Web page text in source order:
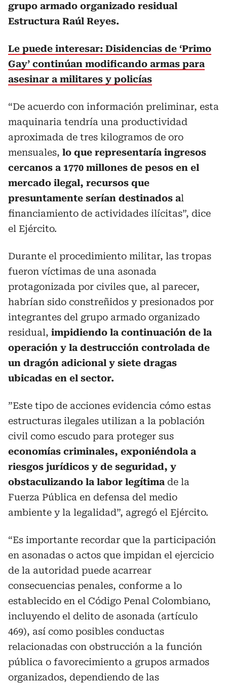
grupo armado organizado residual
Estructura Raúl Reyes.
Le puede interesar: Disidencias de ‘Primo
Gay’ continúan modificando armas para
asesinar a militares y policías
“De acuerdo con información preliminar, esta
maquinaria tendría una productividad
aproximada de tres kilogramos de oro
mensuales, lo que representaría ingresos
cercanos a 1770 millones de pesos en el
mercado ilegal, recursos que
presuntamente serían destinados al
financiamiento de actividades ilícitas”, dice
el Ejército.
Durante el procedimiento militar, las tropas
fueron víctimas de una asonada
protagonizada por civiles que, al parecer,
habrían sido constreñidos y presionados por
integrantes del grupo armado organizado
residual, impidiendo la continuación de la
operación y la destrucción controlada de
un dragón adicional y siete dragas
ubicadas en el sector.
”Este tipo de acciones evidencia cómo estas
estructuras ilegales utilizan a la población
civil como escudo para proteger sus
economías criminales, exponiéndola a
riesgos jurídicos y de seguridad, y
obstaculizando la labor legítima de la
Fuerza Pública en defensa del medio
ambiente y la legalidad”, agregó el Ejército.
“Es importante recordar que la participación
en asonadas o actos que impidan el ejercicio
de la autoridad puede acarrear
consecuencias penales, conforme a lo
establecido en el Código Penal Colombiano,
incluyendo el delito de asonada (artículo
469), así como posibles conductas
relacionadas con obstrucción a la función
pública o favorecimiento a grupos armados
organizados, dependiendo de las